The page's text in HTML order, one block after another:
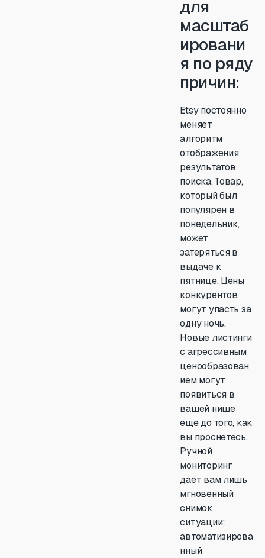
для
масштаб
ировани
я по ряду
причин:
Etsy постоянно
меняет
алгоритм
отображения
результатов
поиска. Товар,
который был
популярен в
понедельник,
может
затеряться в
выдаче к
пятнице. Цены
конкурентов
могут упасть за
одну ночь.
Новые листинги
с агрессивным
ценообразован
ием могут
появиться в
вашей нише
еще до того, как
вы проснетесь.
Ручной
мониторинг
дает вам лишь
мгновенный
снимок
ситуации;
автоматизирова
нный